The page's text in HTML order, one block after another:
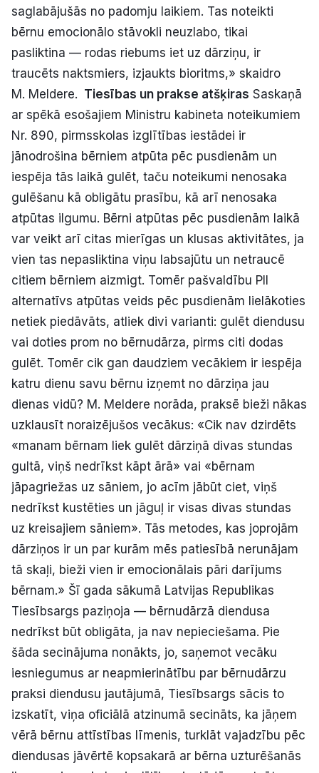
saglabājušās no padomju laikiem. Tas noteikti
bērnu emocionālo stāvokli neuzlabo, tikai
pasliktina — rodas riebums iet uz dārziņu, ir
traucēts naktsmiers, izjaukts bioritms,» skaidro
M. Meldere. Tiesības un prakse atšķiras Saskaņā
ar spēkā esošajiem Ministru kabineta noteikumiem
Nr. 890, pirmsskolas izglītības iestādei ir
jānodrošina bērniem atpūta pēc pusdienām un
iespēja tās laikā gulēt, taču noteikumi nenosaka
gulēšanu kā obligātu prasību, kā arī nenosaka
atpūtas ilgumu. Bērni atpūtas pēc pusdienām laikā
var veikt arī citas mierīgas un klusas aktivitātes, ja
vien tas nepasliktina viņu labsajūtu un netraucē
citiem bērniem aizmigt. Tomēr pašvaldību PII
alternatīvs atpūtas veids pēc pusdienām lielākoties
netiek piedāvāts, atliek divi varianti: gulēt diendusu
vai doties prom no bērnudārza, pirms citi dodas
gulēt. Tomēr cik gan daudziem vecākiem ir iespēja
katru dienu savu bērnu izņemt no dārziņa jau
dienas vidū? M. Meldere norāda, praksē bieži nākas
uzklausīt noraizējušos vecākus: «Cik nav dzirdēts
«manam bērnam liek gulēt dārziņā divas stundas
gultā, viņš nedrīkst kāpt ārā» vai «bērnam
jāpagriežas uz sāniem, jo acīm jābūt ciet, viņš
nedrīkst kustēties un jāguļ ir visas divas stundas
uz kreisajiem sāniem». Tās metodes, kas joprojām
dārziņos ir un par kurām mēs patiesībā nerunājam
tā skaļi, bieži vien ir emocionālais pāri darījums
bērnam.» Šī gada sākumā Latvijas Republikas
Tiesībsargs paziņoja — bērnudārzā diendusa
nedrīkst būt obligāta, ja nav nepieciešama. Pie
šāda secinājuma nonākts, jo, saņemot vecāku
iesniegumus ar neapmierinātību par bērnudārzu
praksi diendusu jautājumā, Tiesībsargs sācis to
izskatīt, viņa oficiālā atzinumā secināts, ka jāņem
vērā bērnu attīstības līmenis, turklāt vajadzību pēc
diendusas jāvērtē kopsakarā ar bērna uzturēšanās